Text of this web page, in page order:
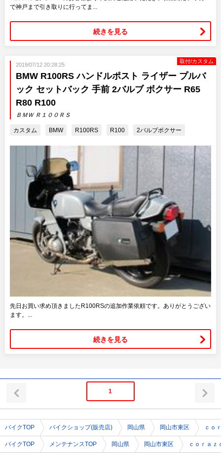
で神戸まで引き取りに行ってま...
続きを見る
取付/カスタム
2019/07/12 20:28:25
BMW R100RS ハンドルポスト ライザー プルバ
ック セットバック 手前 2バルブ ボクサー R65
R80 R100
ＢＭＷ Ｒ１００ＲＳ
カスタム BMW R100RS R100 2バルブボクサー
先日お買い求め頂きましたR100RSの追加作業依頼です。ありがとうござい
ます。...
続きを見る
1
バイクTOP バイクショップ(販売店) 岡山県 岡山市東区 ｃｏ
バイクTOP メンテナンスTOP 岡山県 岡山市東区 ｃｏｒａ